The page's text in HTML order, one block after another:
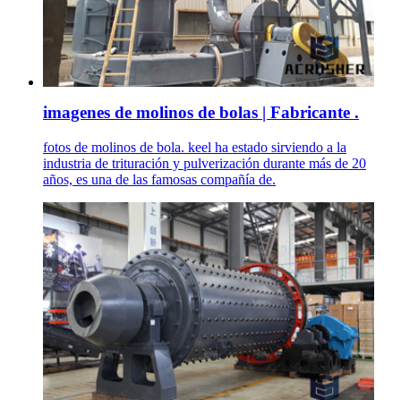
imagenes de molinos de bolas | Fabricante .
fotos de molinos de bola. keel ha estado sirviendo a la
industria de trituración y pulverización durante más de 20
años, es una de las famosas compañía de.